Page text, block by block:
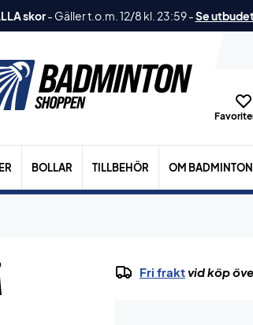
skor- Gäller t.o.m. 12/8 kl. 23:59-Se
BOLLAR TILLBEHÖR OM BADMINTON
Fri fraktvid köp